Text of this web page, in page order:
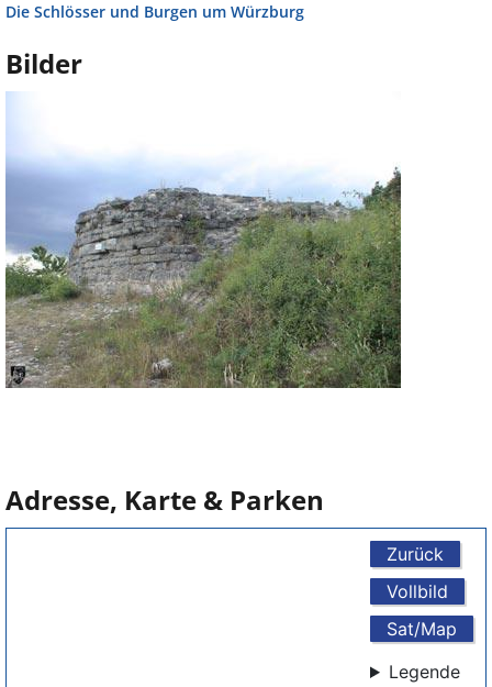
Die Schlösser und Burgen um Würzburg
Bilder
Adresse, Karte & Parken